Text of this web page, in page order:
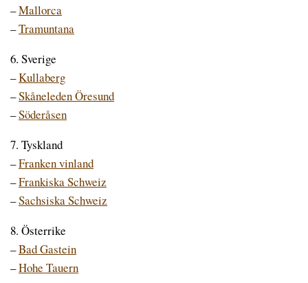
–Mallorca
–Tramuntana
6. Sverige
–Kullaberg
–Skåneleden Öresund
–Söderåsen
7. Tyskland
–Franken vinland
–Frankiska Schweiz
–Sachsiska Schweiz
8. Österrike
–Bad Gastein
–Hohe Tauern